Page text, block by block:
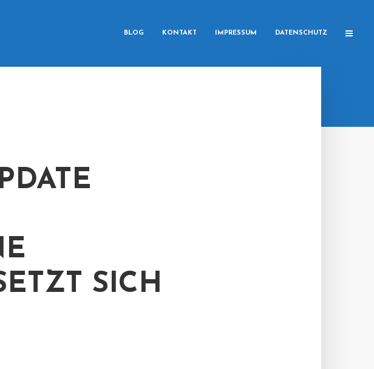
BLOG KONTAKT IMPRESSUM DATENSCHUTZ
SICH